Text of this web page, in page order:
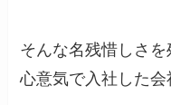
そんな名残惜しさ
心意気で入社した会